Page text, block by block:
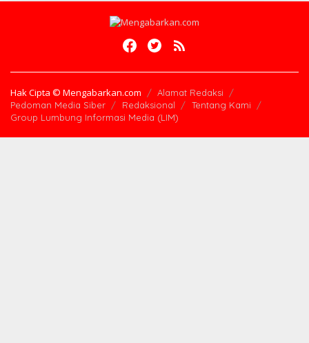
Hak Cipta © Mengabarkan.com
Alamat Redaksi
Pedoman Media Siber
Redaksional
Tentang Kami
Group Lumbung Informasi Media (LIM)